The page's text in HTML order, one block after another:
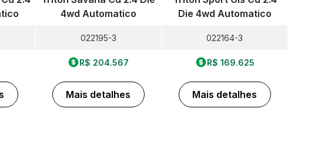
4wd Automatico
022195-3
R$ 204.567
Mais detalhes
Die 4wd Automatico
022164-3
R$ 169.625
Mais detalhes